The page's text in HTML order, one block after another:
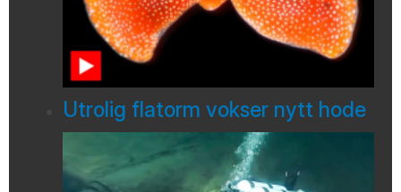
Utrolig flatorm vokser nytt hode